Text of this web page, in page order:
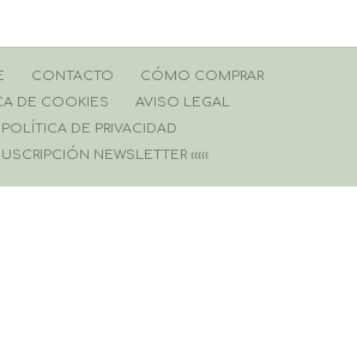
CONTACTO
CÓMO COMPRAR
DE COOKIES
AVISO LEGAL
POLÍTICA DE PRIVACIDAD
SUSCRIPCIÓN NEWSLETTER ‹‹‹‹‹